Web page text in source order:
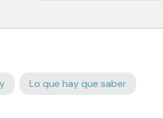
Lo que hay que saber